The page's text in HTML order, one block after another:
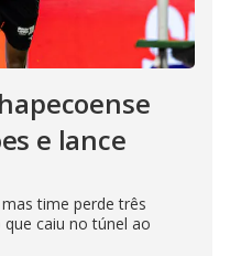
e lance
time perde três
caiu no túnel ao